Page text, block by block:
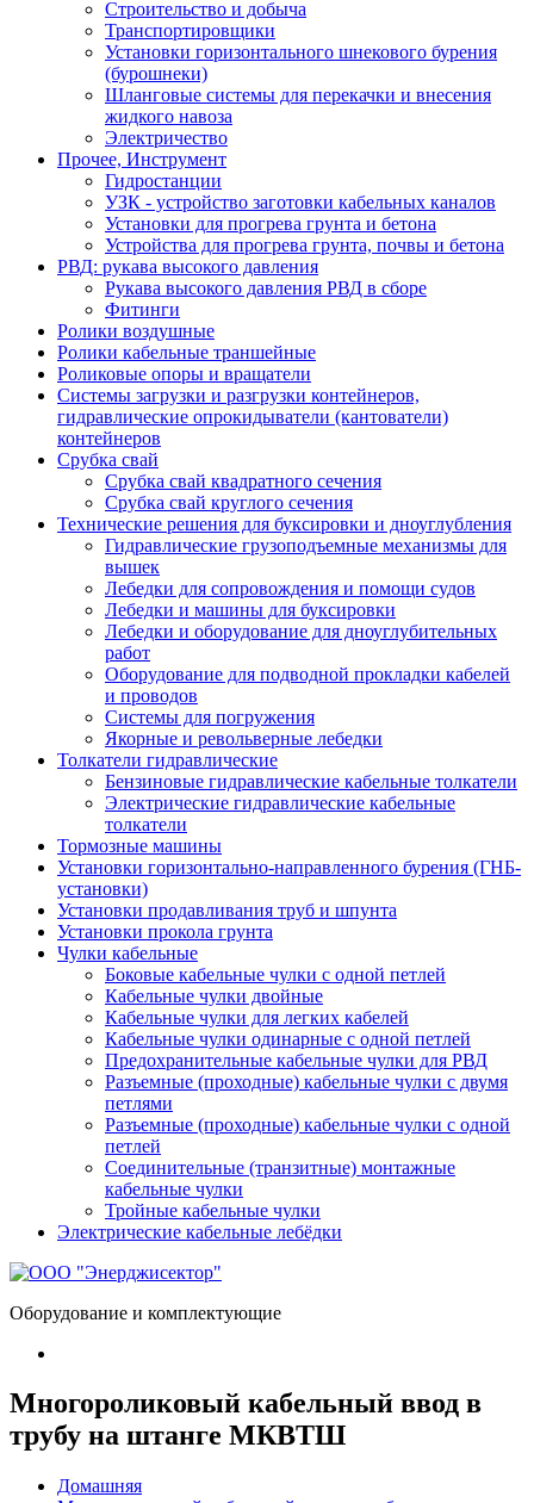
Строительство и добыча
Транспортировщики
Установки горизонтального шнекового бурения
(бурошнеки)
Шланговые системы для перекачки и внесения
жидкого навоза
Электричество
Прочее, Инструмент
Гидростанции
УЗК - устройство заготовки кабельных каналов
Установки для прогрева грунта и бетона
Устройства для прогрева грунта, почвы и бетона
РВД: рукава высокого давления
Рукава высокого давления РВД в сборе
Фитинги
Ролики воздушные
Ролики кабельные траншейные
Роликовые опоры и вращатели
Системы загрузки и разгрузки контейнеров,
гидравлические опрокидыватели (кантователи)
контейнеров
Срубка свай
Срубка свай квадратного сечения
Срубка свай круглого сечения
Технические решения для буксировки и дноуглубления
Гидравлические грузоподъемные механизмы для
вышек
Лебедки для сопровождения и помощи судов
Лебедки и машины для буксировки
Лебедки и оборудование для дноуглубительных
работ
Оборудование для подводной прокладки кабелей
и проводов
Системы для погружения
Якорные и револьверные лебедки
Толкатели гидравлические
Бензиновые гидравлические кабельные толкатели
Электрические гидравлические кабельные
толкатели
Тормозные машины
Установки горизонтально-направленного бурения (ГНБ-
установки)
Установки продавливания труб и шпунта
Установки прокола грунта
Чулки кабельные
Боковые кабельные чулки с одной петлей
Кабельные чулки двойные
Кабельные чулки для легких кабелей
Кабельные чулки одинарные с одной петлей
Предохранительные кабельные чулки для РВД
Разъемные (проходные) кабельные чулки с двумя
петлями
Разъемные (проходные) кабельные чулки с одной
петлей
Соединительные (транзитные) монтажные
кабельные чулки
Тройные кабельные чулки
Электрические кабельные лебёдки
Оборудование и комплектующие
Многороликовый кабельный ввод в
трубу на штанге МКВТШ
Домашняя